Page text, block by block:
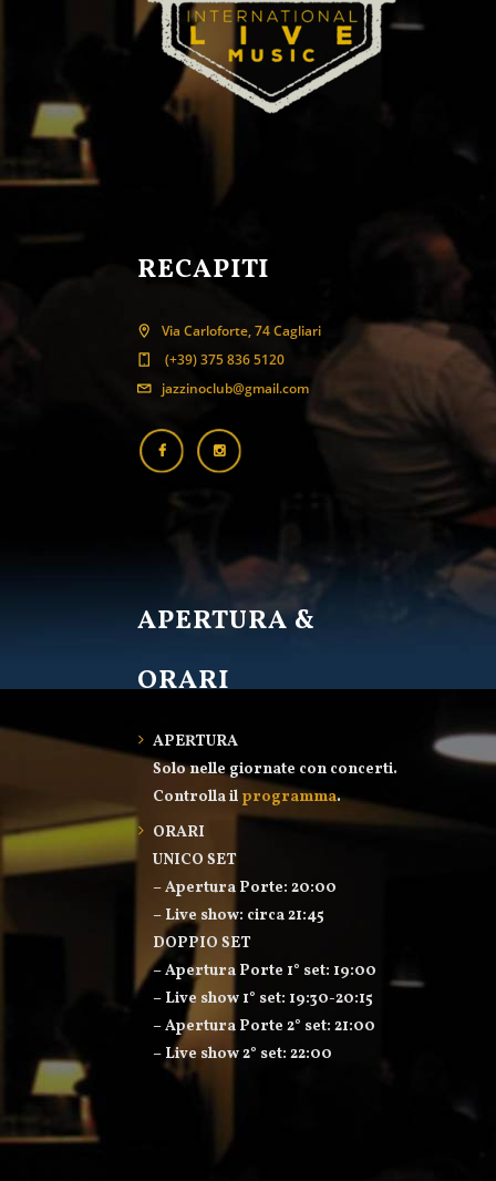
RECAPITI
Via Carloforte, 74 Cagliari
(+39) 375 836 5120
jazzinoclub@gmail.com
APERTURA &
ORARI
APERTURA
Solo nelle giornate con concerti.
Controlla il programma.
ORARI
UNICO SET
– Apertura Porte: 20:00
– Live show: circa 21:45
DOPPIO SET
– Apertura Porte 1° set: 19:00
– Live show 1° set: 19:30-20:15
– Apertura Porte 2° set: 21:00
– Live show 2° set: 22:00